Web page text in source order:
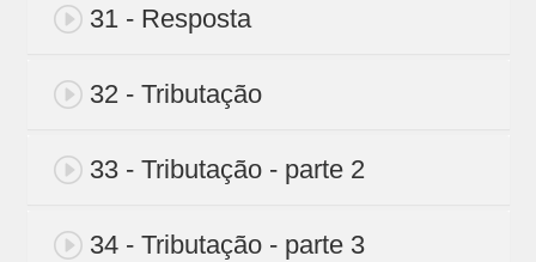
31 - Resposta
32 - Tributação
33 - Tributação - parte 2
34 - Tributação - parte 3